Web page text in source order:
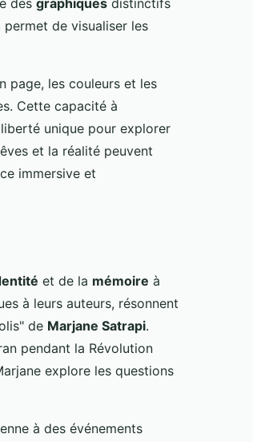
des graphiques distinctifs
de visualiser les
page, les couleurs et les
Cette capacité à
unique pour explorer
et la réalité peuvent
immersive et
et de la mémoire à
à leurs auteurs, résonnent
de Marjane Satrapi.
pendant la Révolution
explore les questions
à des événements